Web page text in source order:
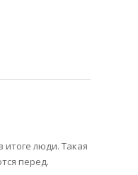
люди. Такая
перед.